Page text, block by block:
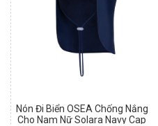
Nón Đi Biển OSEA Chống Nắng
Cho Nam Nữ Solara Navy Cap